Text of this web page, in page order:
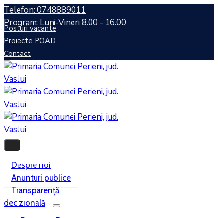
Telefon: 0748889011
Program: Luni-Vineri 8.00 - 16.00
Posturi vacante
Proiecte POAD
Contact
Despre noi
Anunturi publice
Transparență
decizională